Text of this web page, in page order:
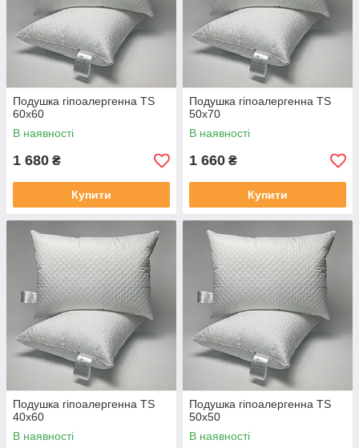
Подушка гіпоалергенна TS
60x60
В наявності
1 680 ₴
Купити
Подушка гіпоалергенна TS
50x70
В наявності
1 660 ₴
Купити
Подушка гіпоалергенна TS
40x60
В наявності
Подушка гіпоалергенна TS
50x50
В наявності